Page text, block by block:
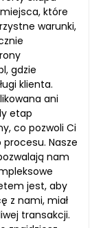
które
warunki,
gdzie
klienta.
ani
etap
co pozwoli Ci
Nasze
nam
jest, aby
z nami, miał
transakcji.